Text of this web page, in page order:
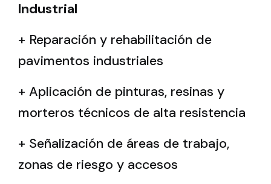
Industrial
+ Reparación y rehabilitación de
pavimentos industriales
+ Aplicación de pinturas, resinas y
morteros técnicos de alta resistencia
+ Señalización de áreas de trabajo,
zonas de riesgo y accesos